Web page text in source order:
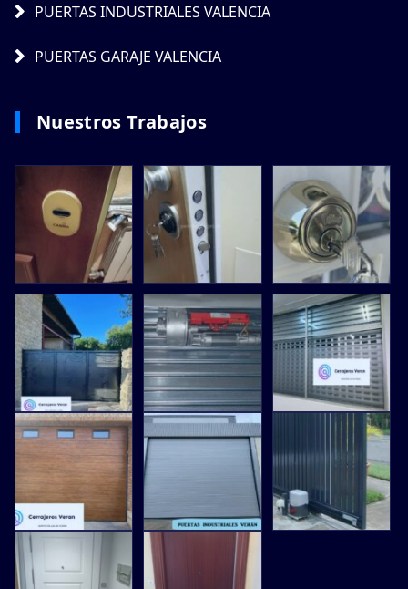
PUERTAS INDUSTRIALES VALENCIA
PUERTAS GARAJE VALENCIA
Nuestros Trabajos